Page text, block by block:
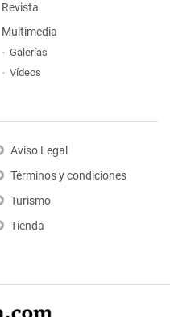
Revista
Multimedia
Galerías
Vídeos
Aviso Legal
Términos y condiciones
Turismo
Tienda